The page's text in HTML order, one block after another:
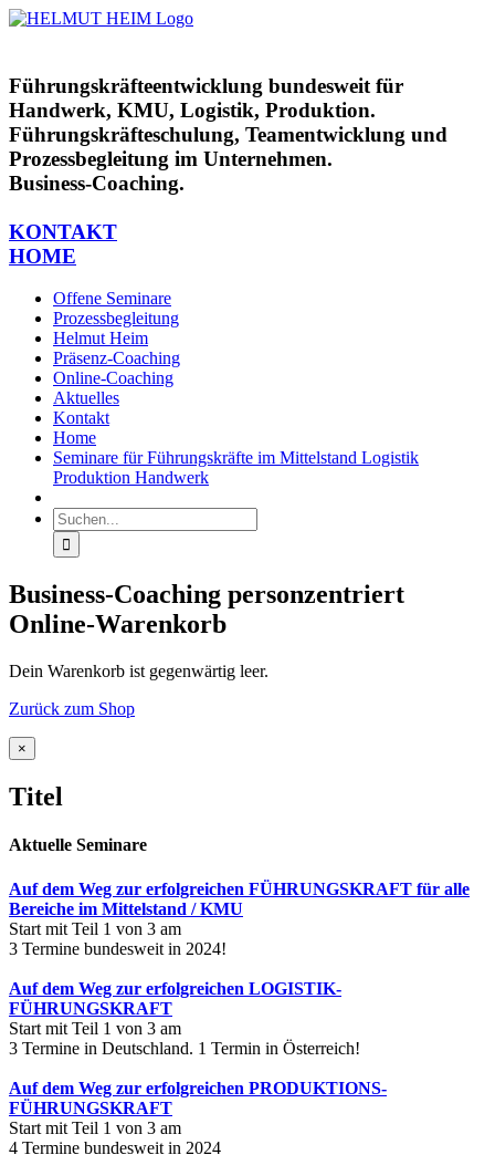
Zum
Führungskräfteentwicklung bundesweit für
Handwerk, KMU, Logistik, Produktion.
Führungskräfteschulung, Teamentwicklung und
Prozessbegleitung im Unternehmen.
Business-Coaching.
KONTAKT
HOME
Offene Seminare
Prozessbegleitung
Helmut Heim
Präsenz-Coaching
Online-Coaching
Aktuelles
Kontakt
Home
Seminare für Führungskräfte im Mittelstand Logistik
Produktion Handwerk
Suche
nach:
Business-Coaching personzentriert
Online-Warenkorb
Dein Warenkorb ist gegenwärtig leer.
Zurück zum Shop
Close
product
view
×
Titel
Aktuelle Seminare
Auf dem Weg zur erfolgreichen FÜHRUNGSKRAFT für alle
Bereiche im Mittelstand / KMU
Start mit Teil 1 von 3 am
3 Termine bundesweit in 2024!
Auf dem Weg zur erfolgreichen LOGISTIK-
FÜHRUNGSKRAFT
Start mit Teil 1 von 3 am
3 Termine in Deutschland. 1 Termin in Österreich!
Auf dem Weg zur erfolgreichen PRODUKTIONS-
FÜHRUNGSKRAFT
Start mit Teil 1 von 3 am
4 Termine bundesweit in 2024